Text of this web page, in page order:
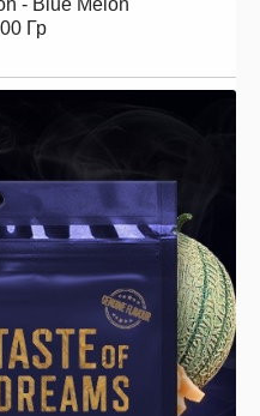
- Blue Melon
Гр